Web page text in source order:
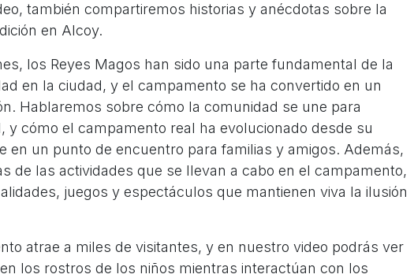
también compartiremos historias y anécdotas sobre la
en Alcoy.
los Reyes Magos han sido una parte fundamental de la
en la ciudad, y el campamento se ha convertido en un
Hablaremos sobre cómo la comunidad se une para
y cómo el campamento real ha evolucionado desde su
en un punto de encuentro para familias y amigos. Además,
de las actividades que se llevan a cabo en el campamento,
juegos y espectáculos que mantienen viva la ilusión
atrae a miles de visitantes, y en nuestro video podrás ver
los rostros de los niños mientras interactúan con los